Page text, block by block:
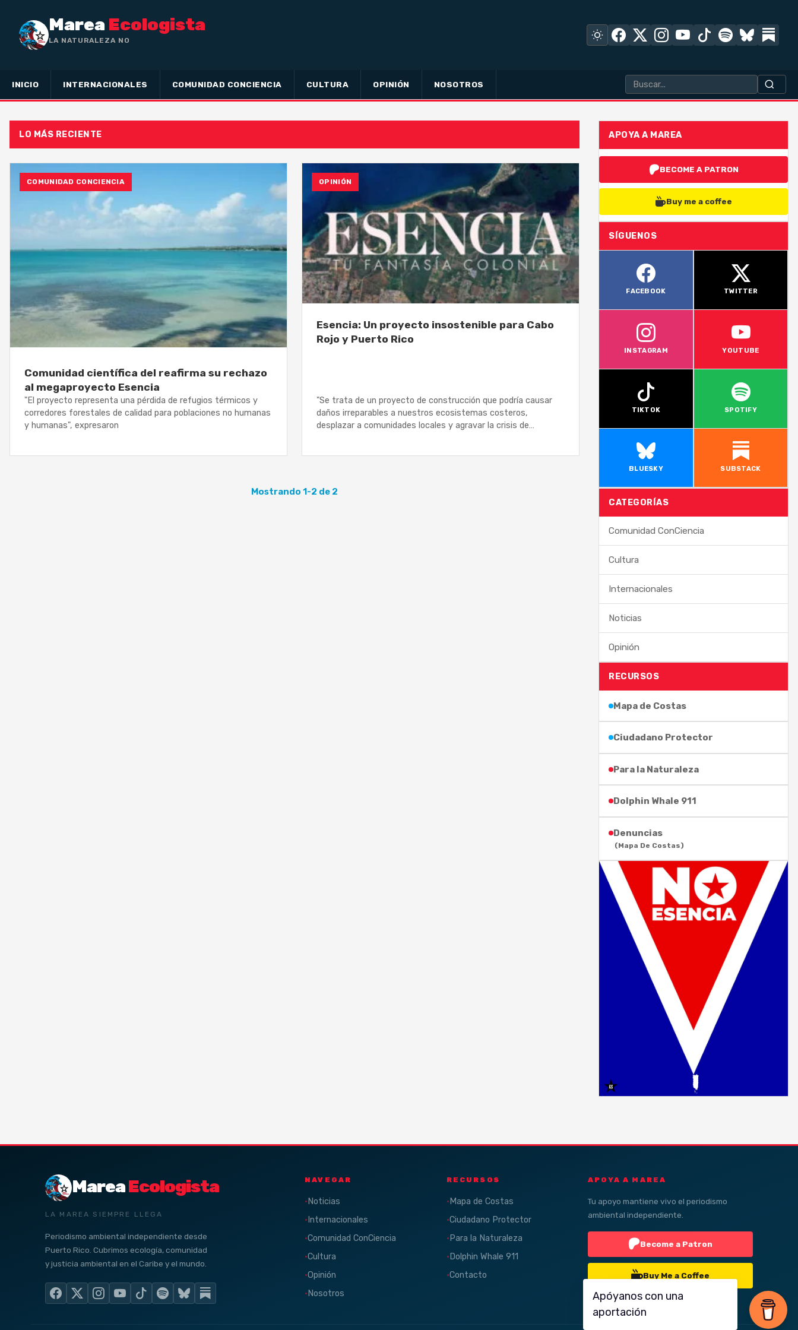
Marea Ecologista
LA NATURALEZA NO HA HECHO E
INICIO INTERNACIONALES COMUNIDAD CONCIENCIA CULTURA OPINIÓN NOSOTROS
LO MÁS RECIENTE
COMUNIDAD CONCIENCIA
Comunidad científica del reafirma su rechazo
al megaproyecto Esencia
"El proyecto representa una pérdida de refugios térmicos y
corredores forestales de calidad para poblaciones no humanas
y humanas", expresaron
OPINIÓN
Esencia: Un proyecto insostenible para Cabo
Rojo y Puerto Rico
"Se trata de un proyecto de construcción que podría causar
daños irreparables a nuestros ecosistemas costeros,
desplazar a comunidades locales y agravar la crisis de…
Mostrando 1-2 de 2
APOYA A MAREA
BECOME A PATRON
Buy me a coffee
SÍGUENOS
FACEBOOK TWITTER
INSTAGRAM YOUTUBE
TIKTOK SPOTIFY
BLUESKY SUBSTACK
CATEGORÍAS
Comunidad ConCiencia
Cultura
Internacionales
Noticias
Opinión
RECURSOS
Mapa de Costas
Ciudadano Protector
Para la Naturaleza
Dolphin Whale 911
Denuncias
(Mapa De Costas)
MareaEcologista
LA MAREA SIEMPRE LLEGA
Periodismo ambiental independiente desde
Puerto Rico. Cubrimos ecología, comunidad
y justicia ambiental en el Caribe y el mundo.
NAVEGAR
Noticias
Internacionales
Comunidad ConCiencia
Cultura
Opinión
Nosotros
RECURSOS
Mapa de Costas
Ciudadano Protector
Para la Naturaleza
Dolphin Whale 911
Contacto
APOYA A MAREA
Tu apoyo mantiene vivo el periodismo
ambiental independiente.
Become a Patron
Buy Me a Coffee